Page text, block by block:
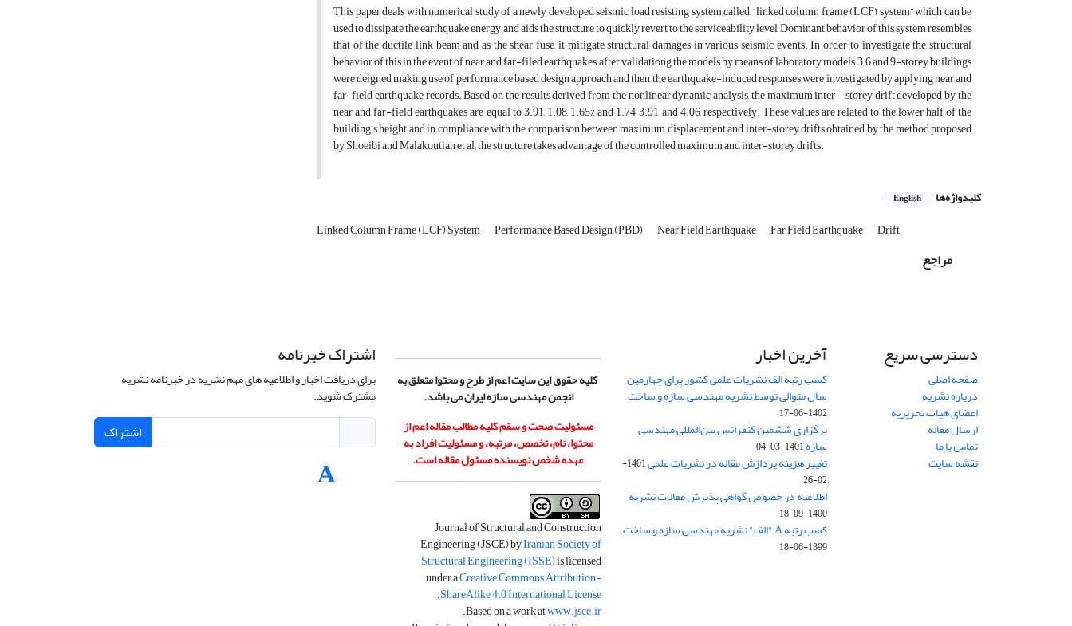
This paper deals with numerical study of a newly developed seismic load resisting system called “linked column frame (LCF) system” which can be
used to dissipate the earthquake energy and aids the structure to quickly revert to the serviceability level Dominant behavior of this system resembles
that of the ductile link beam and as the shear fuse, it mitigate structural damages in various seismic events. In order to investigate the structural
behavior of this in the event of near and far-filed earthquakes, after validationg the models by means of laboratory models, 3, 6 and 9-storey buildings
were deigned making use of performance based design approach and then, the earthquake-induced responses were investigated by applying near and
far-field earthquake records. Based on the results derived from the nonlinear dynamic analysis, the maximum inter - storey drift developed by the
near and far-field earthquakes are equal to 3.91, 1.08, 1.65% and 1.74, 3.91 and 4.06, respectively. These values are related to the lower half of the
building’s height and in compliance with the comparison between maximum displacement and inter-storey drifts obtained by the method proposed
by Shoeibi and Malakoutian et al; the structure takes advantage of the controlled maximum and inter-storey drifts.
کلیدواژه‌ها English
Linked Column Frame (LCF) System Performance Based Design (PBD) Near Field Earthquake Far Field Earthquake Drift
مراجع
دسترسی سریع
صفحه اصلی
درباره نشریه
اعضای هیات تحریریه
ارسال مقاله
تماس با ما
نقشه سایت
آخرین اخبار
کسب رتبه الف نشریات علمی کشور برای چهارمین
سال متوالی توسط نشریه مهندسی سازه و ساخت
1402-06-17
برگزاری ششمین کنفرانس بین‌المللی مهندسی
سازه1401-03-04
تغییر هزینه پردازش مقاله در نشریات علمی
1401-
02-26
اطلاعیه در خصوص گواهی پذیرش مقالات نشریه
1400-09-18
کسب رتبه A "الف" نشریه مهندسی سازه و ساخت
1399-06-18
کلیه حقوق این سایت اعم از طرح و محتوا متعلق به
انجمن مهندسی سازه ایران می باشد.
مسئولیت صحت و سقم کلیه مطالب مقاله اعم از
محتوا، نام، تخصص، مرتبه، و مسئولیت افراد به
عهده شخص نویسنده مسئول مقاله است.
Journal of Structural and Construction
Engineering (JSCE) byIranian Society of
Structural Engineering (ISSE)is licensed
under aCreative Commons Attribution-
ShareAlike 4.0 International License
.
Based on a work atwww.jsce.ir
.
اشتراک خبرنامه
برای دریافت اخبار و اطلاعیه های مهم نشریه در خبرنامه نشریه
مشترک شوید.
اشتراک